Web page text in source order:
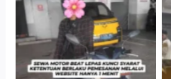
Cityplaza Jatinegara